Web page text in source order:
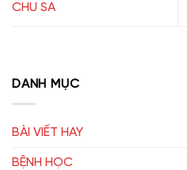
CHU SA
DANH MỤC
BÀI VIẾT HAY
BỆNH HỌC